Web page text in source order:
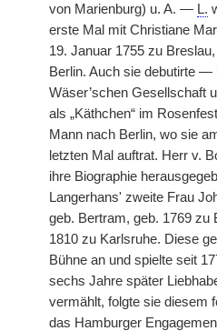
von Marienburg) u. A. — L.
erste Mal mit Christiane
19. Januar 1755 zu Breslau,
Berlin. Auch sie debutirte
Wäser’schen Gesellschaft
als „Käthchen“ im
Mann nach Berlin, wo sie
letzten Mal auftrat. Herr v.
ihre Biographie
Langerhans' zweite Frau
geb. Bertram, geb. 1769 zu
1810 zu Karlsruhe. Diese
Bühne an und spielte seit
sechs Jahre später
vermählt, folgte sie diesem
das Hamburger